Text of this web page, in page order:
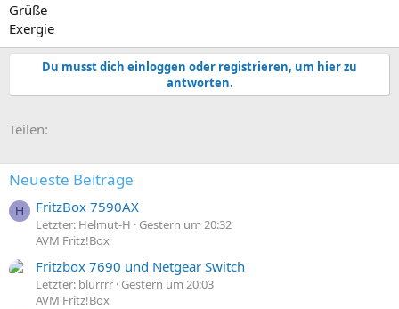
Grüße
Exergie
Du musst dich einloggen oder registrieren, um hier zu
antworten.
Teilen:
Neueste Beiträge
H FritzBox 7590AX
Letzter: Helmut-H
Gestern um 20:32
AVM Fritz!Box
Fritzbox 7690 und Netgear Switch
Letzter: blurrrr Gestern um 20:03
AVM Fritz!Box